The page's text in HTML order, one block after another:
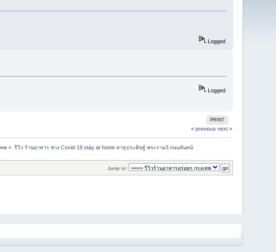
Logged
Logged
PRINT
« previous next »
ทพ » รีวิว ร้านอาหาร ช่วง Covid-19 stay at home สาธุประดิษฐ์ พระราม3 ถนนจันทน์
Jump to: